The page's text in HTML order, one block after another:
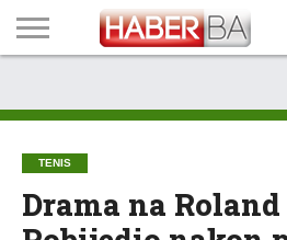
TECH
PROGRAM
PROGNOZA
PUTEVIMA
LISTA
NAMA
TENIS
Drama na Roland